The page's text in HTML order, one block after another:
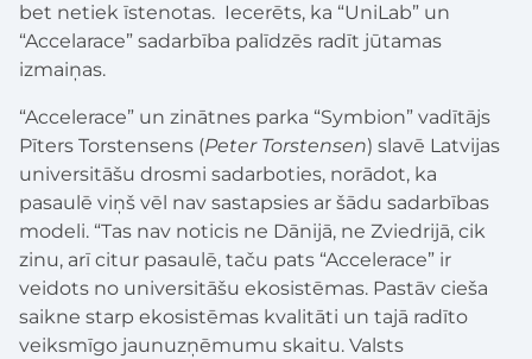
bet netiek īstenotas. Iecerēts, ka “UniLab” un
“Accelarace” sadarbība palīdzēs radīt jūtamas
izmaiņas.
“Accelerace” un zinātnes parka “Symbion” vadītājs
Pīters Torstensens (Peter Torstensen) slavē Latvijas
universitāšu drosmi sadarboties, norādot, ka
pasaulē viņš vēl nav sastapsies ar šādu sadarbības
modeli. “Tas nav noticis ne Dānijā, ne Zviedrijā, cik
zinu, arī citur pasaulē, taču pats “Accelerace” ir
veidots no universitāšu ekosistēmas. Pastāv cieša
saikne starp ekosistēmas kvalitāti un tajā radīto
veiksmīgo jaunuzņēmumu skaitu. Valsts